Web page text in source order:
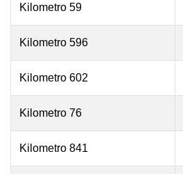
Kilometro 59
Kilometro 596
Kilometro 602
Kilometro 76
Kilometro 841